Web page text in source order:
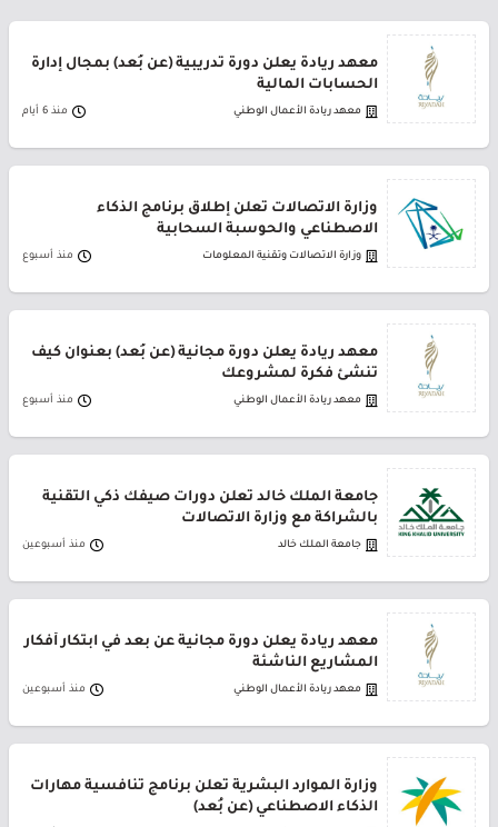
معهد ريادة يعلن دورة تدريبية (عن بُعد) بمجال إدارة
الحسابات المالية
معهد ريادة الأعمال الوطني منذ 6 أيام
وزارة الاتصالات تعلن إطلاق برنامج الذكاء
الاصطناعي والحوسبة السحابية
وزارة الاتصالات وتقنية المعلومات منذ أسبوع
معهد ريادة يعلن دورة مجانية (عن بُعد) بعنوان كيف
تنشئ فكرة لمشروعك
معهد ريادة الأعمال الوطني منذ أسبوع
جامعة الملك خالد تعلن دورات صيفك ذكي التقنية
بالشراكة مع وزارة الاتصالات
جامعة الملك خالد منذ أسبوعين
معهد ريادة يعلن دورة مجانية عن بعد في ابتكار أفكار
المشاريع الناشئة
معهد ريادة الأعمال الوطني منذ أسبوعين
وزارة الموارد البشرية تعلن برنامج تنافسية مهارات
الذكاء الاصطناعي (عن بُعد)